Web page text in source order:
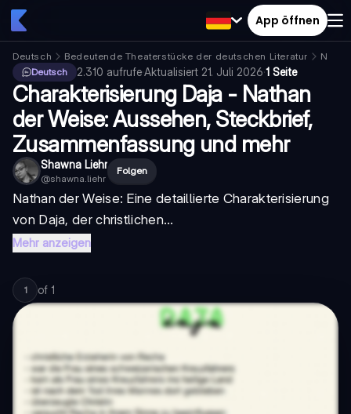
App öffnen
Deutsch Bedeutende Theaterstücke der deutschen Literatur
Deutsch
2.310 aufrufe·Aktualisiert 21. Juli 2026·1 Seite
Charakterisierung Daja - Nathan
der Weise: Aussehen, Steckbrief,
Zusammenfassung und mehr
Shawna Liehr
@shawna.liehr
Folgen
Nathan der Weise: Eine detaillierte Charakterisierung
von Daja, der christlichen...
Mehr anzeigen
1 of 1